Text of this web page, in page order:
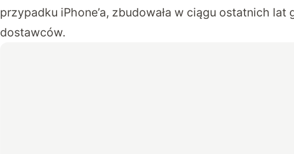
przypadku iPhone’a, zbudowała w ciągu ostatnich
dostawców.